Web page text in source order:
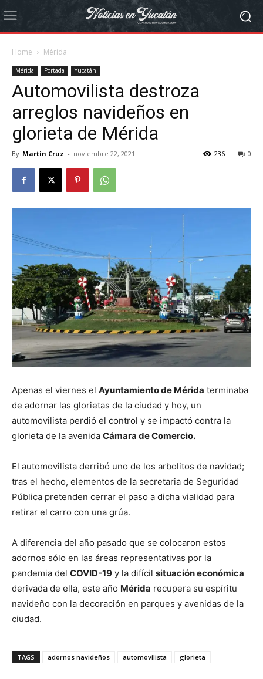
Home Mérida
Mérida Portada Yucatán
Automovilista destroza
arreglos navideños en
glorieta de Mérida
By Martin Cruz - noviembre 22, 2021 0
236
Apenas el viernes el Ayuntamiento de Mérida terminaba
de adornar las glorietas de la ciudad y hoy, un
automovilista perdió el control y se impactó contra la
glorieta de la avenida Cámara de Comercio.
El automovilista derribó uno de los arbolitos de navidad;
tras el hecho, elementos de la secretaria de Seguridad
Pública pretenden cerrar el paso a dicha vialidad para
retirar el carro con una grúa.
A diferencia del año pasado que se colocaron estos
adornos sólo en las áreas representativas por la
pandemia del COVID-19 y la difícil situación económica
derivada de ella, este año Mérida recupera su espíritu
navideño con la decoración en parques y avenidas de la
ciudad.
TAGS adornos navideños automovilista glorieta